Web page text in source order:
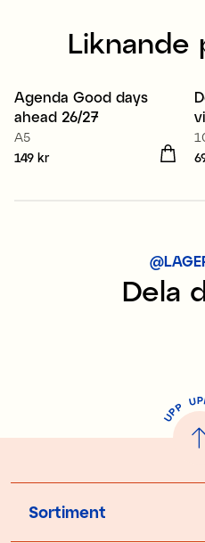
Liknande
Nyhet
Agenda Good days
ahead 26/27
A5
Pris :149 kr
149 kr
Dela
U
P
P UP
Sortiment